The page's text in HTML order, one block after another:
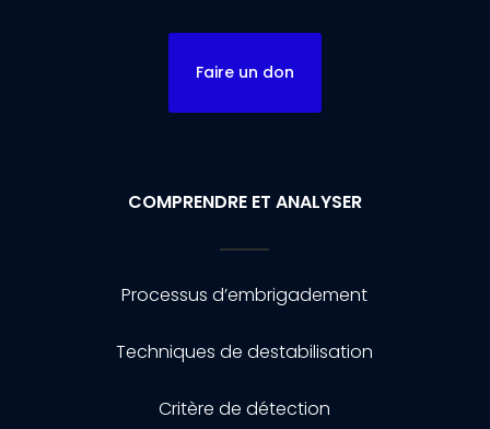
Faire un don
COMPRENDRE ET ANALYSER
Processus d’embrigadement
Techniques de destabilisation
Critère de détection